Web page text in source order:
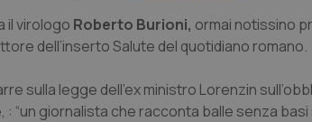
il virologo Roberto Burioni, ormai notissino
dell’inserto Salute del quotidiano romano.
sulla legge dell'ex ministro Lorenzin
“un giornalista che racconta balle senza